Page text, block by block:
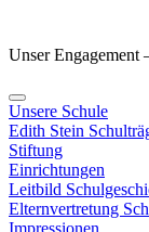
Unser Engagement
Unsere Schule
Edith Stein
Stiftung
Einrichtungen
Leitbild
Elternvertretung
Impressionen